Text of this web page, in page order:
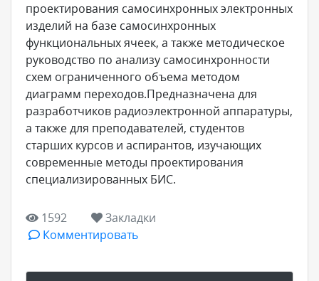
проектирования самосинхронных электронных
изделий на базе самосинхронных
функциональных ячеек, а также методическое
руководство по анализу самосинхронности
схем ограниченного объема методом
диаграмм переходов.Предназначена для
разработчиков радиоэлектронной аппаратуры,
а также для преподавателей, студентов
старших курсов и аспирантов, изучающих
современные методы проектирования
специализированных БИС.
1592
Закладки
Комментировать